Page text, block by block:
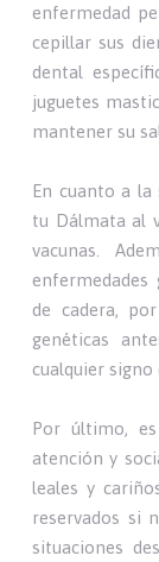
enfermedad
cepillar sus
dental
juguetes
mantener su
En cuanto a la
tu Dálmata al
vacunas.
de cadera,
genéticas
cualquier signo
Por último,
atención y
leales y
reservados si
situaciones